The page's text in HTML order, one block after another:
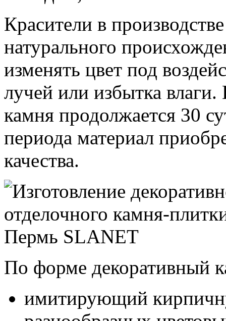
Красители в
натурального
изменять цвет под
лучей или избытка
камня продолжается 30
периода материал
качества.
По форме декоративный
имитирующий